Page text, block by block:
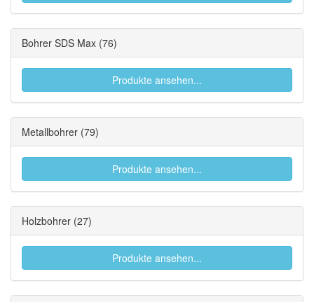
Bohrer SDS Max (76)
Produkte ansehen...
Metallbohrer (79)
Produkte ansehen...
Holzbohrer (27)
Produkte ansehen...